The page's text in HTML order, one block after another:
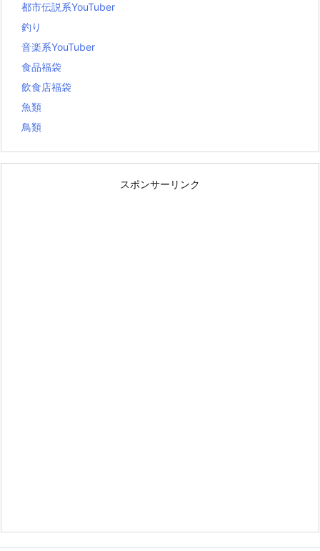
都市伝説系YouTuber
釣り
音楽系YouTuber
食品福袋
飲食店福袋
魚類
鳥類
スポンサーリンク